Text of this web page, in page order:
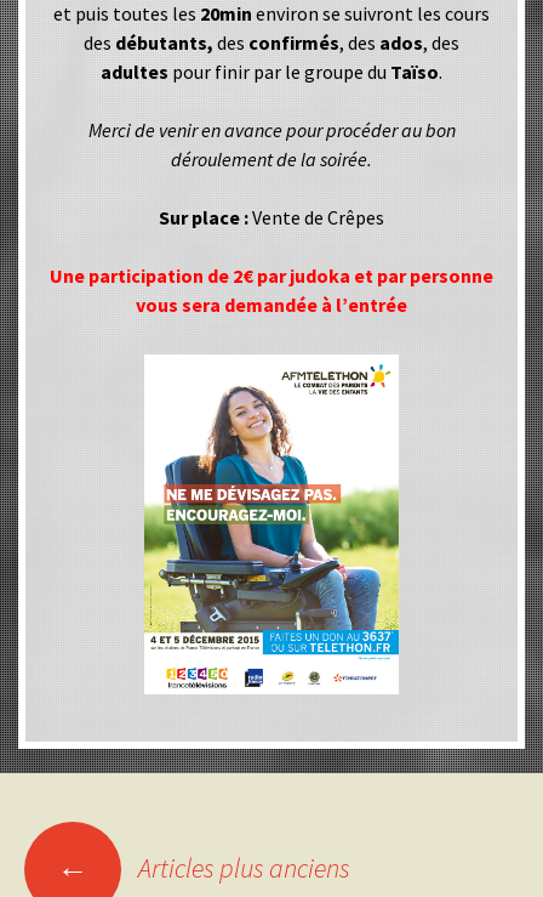
et puis toutes les 20min environ se suivront les cours
des débutants, des confirmés, des ados, des
adultes pour finir par le groupe du Taïso.
Merci de venir en avance pour procéder au bon
déroulement de la soirée.
Sur place :Vente de Crêpes
Une participation de 2€ par judoka et par personne
vous sera demandée à l’entrée
Navigation
← Articles plus anciens